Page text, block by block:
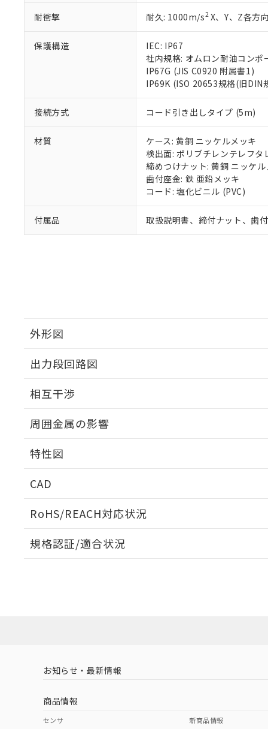
耐衝撃 耐久: 1000m/s2X、Y、Z各方
保護構造
IEC: IP67
社内規格: オムロン耐油コンポ
IP67G (JIS C0920 附属書1)
IP69K (ISO 20653規格(旧DIN
接続方式 コード引き出しタイプ (5m)
材質
ケース: 黄銅 ニッケルメッキ
検出面: ポリブチレンテレフタ
締めつけナット: 黄銅 ニッケル
歯付座金: 鉄 亜鉛メッキ
コード: 塩化ビニル (PVC)
付属品 取扱説明書、締付ナット、歯
外形図
出力段回路図
相互干渉
周囲金属の影響
l: 7mm以上、φd: 60mm以上、D: 7mm以上、m: 42mm以上
特性図
検出領域
CAD
RoHS/REACH対応状況
EU RoHS 注意事項・凡例
中国 RoHS 注意事項・凡例
中国 RoHS表
規格認証/適合状況
（イギリス
（ノルウェー
お知らせ・最新情報
商品情報
センサ
新商品情報